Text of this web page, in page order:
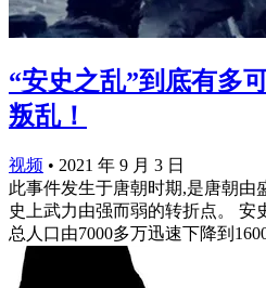
“安史之乱”到底有多
叛乱！
视频 • 2021 年 9 月 3 日
此事件发生于唐朝时期,是唐朝由
史上武力由强而弱的转折点。 安
总人口由7000多万迅速下降到